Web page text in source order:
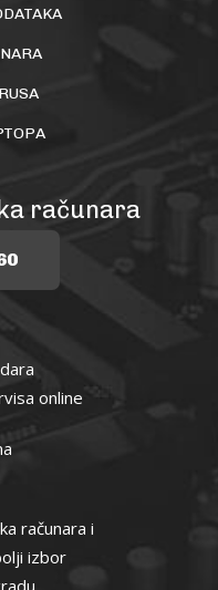
računara
online
računara i
izbor